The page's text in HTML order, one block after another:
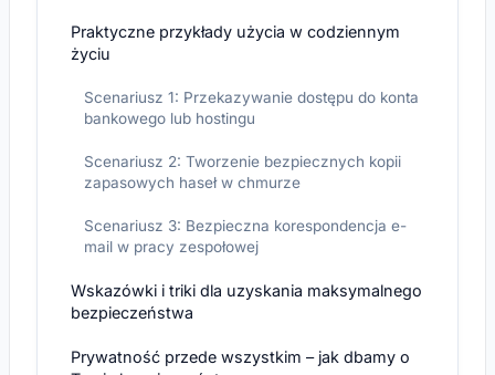
Praktyczne przykłady użycia w codziennym
życiu
Scenariusz 1: Przekazywanie dostępu do konta
bankowego lub hostingu
Scenariusz 2: Tworzenie bezpiecznych kopii
zapasowych haseł w chmurze
Scenariusz 3: Bezpieczna korespondencja e-
mail w pracy zespołowej
Wskazówki i triki dla uzyskania maksymalnego
bezpieczeństwa
Prywatność przede wszystkim – jak dbamy o